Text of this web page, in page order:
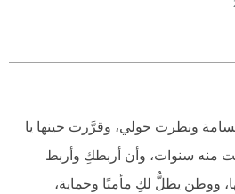
ونظرت حولي، وقرَّرت حينها يا
منه سنوات، وأن أربطكِ وأربط
ووطن يظلُّ لكِ مأمنًا وحماية،